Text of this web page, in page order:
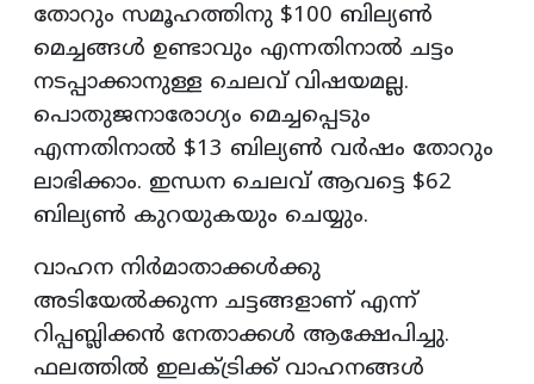
തോറും സമൂഹത്തിനു $100 ബില്യൺ
മെച്ചങ്ങൾ ഉണ്ടാവും എന്നതിനാൽ ചട്ടം
നടപ്പാക്കാനുള്ള ചെലവ് വിഷയമല്ല.
പൊതുജനാരോഗ്യം മെച്ചപ്പെടും
എന്നതിനാൽ $13 ബില്യൺ വർഷം തോറും
ലാഭിക്കാം. ഇന്ധന ചെലവ് ആവട്ടെ $62
ബില്യൺ കുറയുകയും ചെയ്യും.
വാഹന നിർമാതാക്കൾക്കു
അടിയേൽക്കുന്ന ചട്ടങ്ങളാണ് എന്ന്
റിപ്പബ്ലിക്കൻ നേതാക്കൾ ആക്ഷേപിച്ചു.
ഫലത്തിൽ ഇലക്ട്രിക്ക് വാഹനങ്ങൾ